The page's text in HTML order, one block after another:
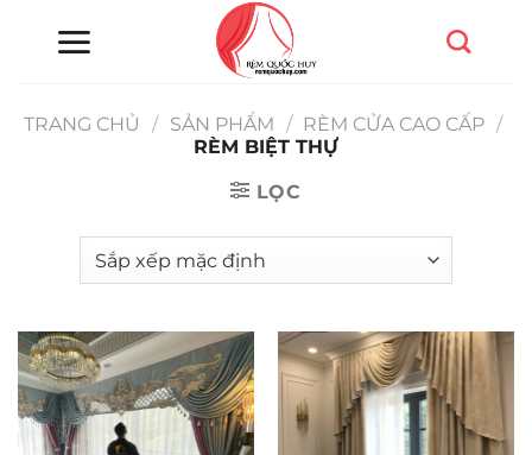
TRANG CHỦ
/ SẢN PHẨM / RÈM CỬA CAO CẤP /
RÈM BIỆT THỰ
LỌC